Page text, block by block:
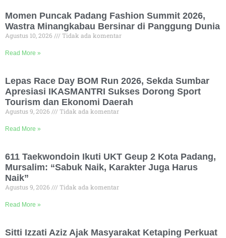
Momen Puncak Padang Fashion Summit 2026,
Wastra Minangkabau Bersinar di Panggung Dunia
Agustus 10, 2026 Tidak ada komentar
Read More »
Lepas Race Day BOM Run 2026, Sekda Sumbar
Apresiasi IKASMANTRI Sukses Dorong Sport
Tourism dan Ekonomi Daerah
Agustus 9, 2026 Tidak ada komentar
Read More »
611 Taekwondoin Ikuti UKT Geup 2 Kota Padang,
Mursalim: “Sabuk Naik, Karakter Juga Harus
Naik”
Agustus 9, 2026 Tidak ada komentar
Read More »
Sitti Izzati Aziz Ajak Masyarakat Ketaping Perkuat